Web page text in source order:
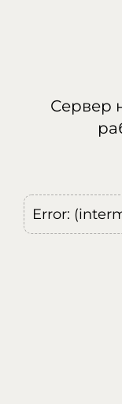
Сервер